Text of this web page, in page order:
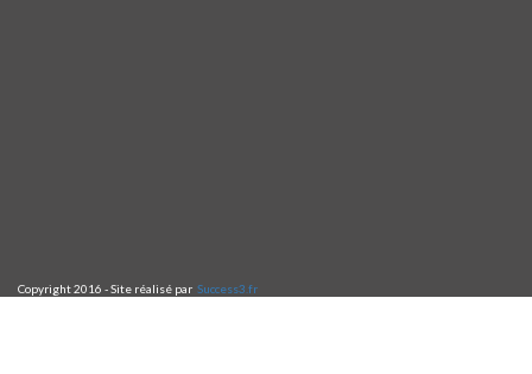
Copyright 2016 - Site réalisé par Success3.fr